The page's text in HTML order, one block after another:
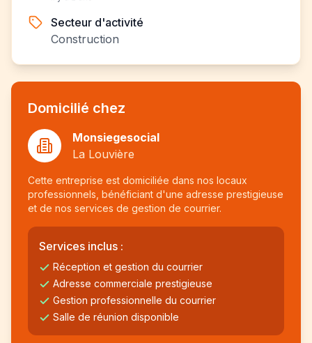
Secteur d'activité
Construction
Domicilié chez
Monsiegesocial
La Louvière
Cette entreprise est domiciliée dans nos locaux
professionnels, bénéficiant d'une adresse prestigieuse
et de nos services de gestion de courrier.
Services inclus :
Réception et gestion du courrier
Adresse commerciale prestigieuse
Gestion professionnelle du courrier
Salle de réunion disponible